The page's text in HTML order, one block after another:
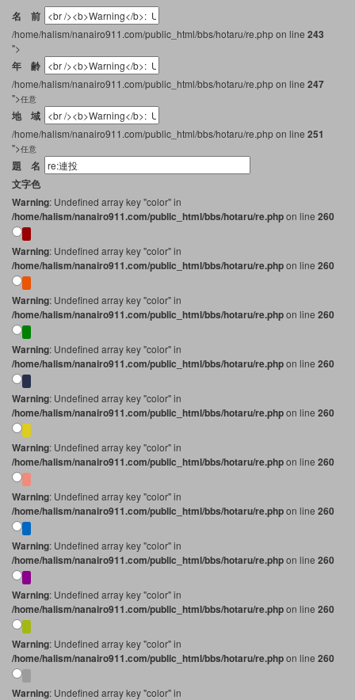
名 前
/home/halism/nanairo911.com/public_html/bbs/hotaru/re.php on line 243
">
年 齢
/home/halism/nanairo911.com/public_html/bbs/hotaru/re.php on line 247
">任意
地 域
/home/halism/nanairo911.com/public_html/bbs/hotaru/re.php on line 251
">任意
題 名
文字色
Warning: Undefined array key "color" in
/home/halism/nanairo911.com/public_html/bbs/hotaru/re.phpon line 260
Warning: Undefined array key "color" in
/home/halism/nanairo911.com/public_html/bbs/hotaru/re.phpon line 260
Warning: Undefined array key "color" in
/home/halism/nanairo911.com/public_html/bbs/hotaru/re.phpon line 260
Warning: Undefined array key "color" in
/home/halism/nanairo911.com/public_html/bbs/hotaru/re.phpon line 260
Warning: Undefined array key "color" in
/home/halism/nanairo911.com/public_html/bbs/hotaru/re.phpon line 260
Warning: Undefined array key "color" in
/home/halism/nanairo911.com/public_html/bbs/hotaru/re.phpon line 260
Warning: Undefined array key "color" in
/home/halism/nanairo911.com/public_html/bbs/hotaru/re.phpon line 260
Warning: Undefined array key "color" in
/home/halism/nanairo911.com/public_html/bbs/hotaru/re.phpon line 260
Warning: Undefined array key "color" in
/home/halism/nanairo911.com/public_html/bbs/hotaru/re.phpon line 260
Warning: Undefined array key "color" in
/home/halism/nanairo911.com/public_html/bbs/hotaru/re.phpon line 260
Warning: Undefined array key "color" in